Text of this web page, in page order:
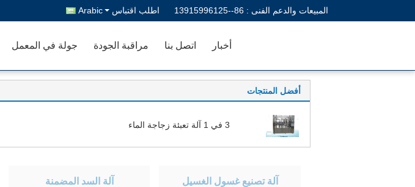
المبيعات والدعم الفنى : 86--13915996125 اطلب اقتباس Arabic
جولة في المعمل مراقبة الجودة اتصل بنا أخبار
أفضل المنتجات
3 في 1 آلة تعبئة زجاجة الماء
آلة تصنيع غسول الغسيل آلة السد المضمنة